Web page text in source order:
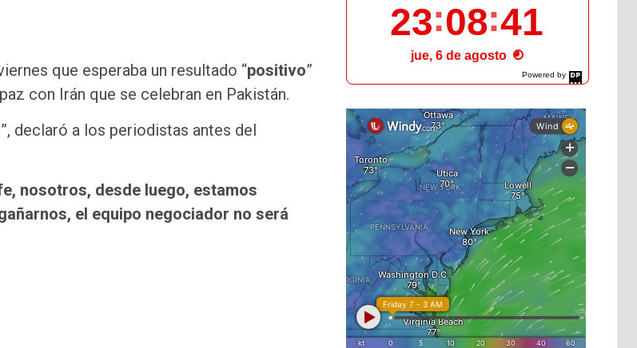
que esperaba un resultado “positivo”
con Irán que se celebran en Pakistán.
”, declaró a los periodistas antes del
nosotros, desde luego, estamos
el equipo negociador no será
Powered by
DaysPedia.com
23 08 42
jue, 6 de agosto